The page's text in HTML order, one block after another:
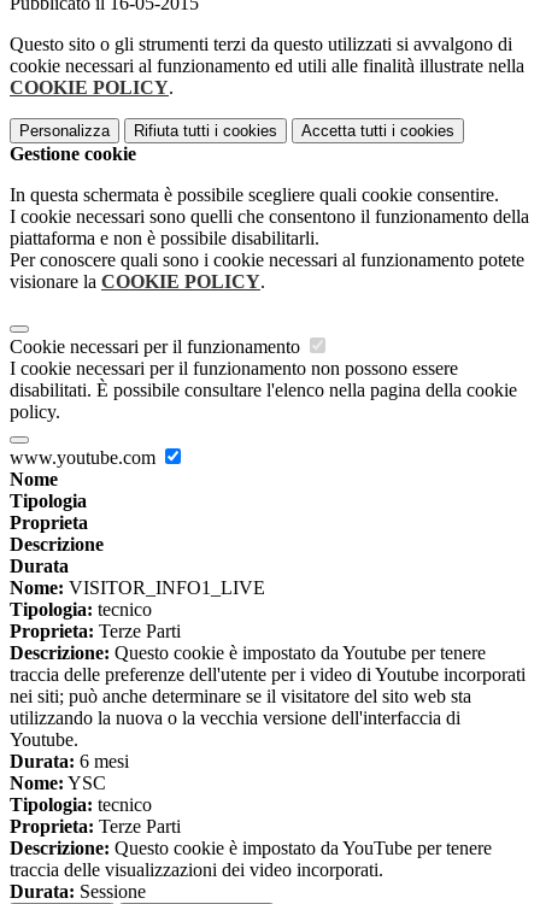
Questo sito o gli strumenti terzi da questo utilizzati si avvalgono di
cookie necessari al funzionamento ed utili alle finalità illustrate nella
COOKIE POLICY.
Personalizza Rifiuta tutti i cookies Accetta tutti i cookies
Gestione cookie
In questa schermata è possibile scegliere quali cookie consentire.
I cookie necessari sono quelli che consentono il funzionamento della
piattaforma e non è possibile disabilitarli.
Per conoscere quali sono i cookie necessari al funzionamento potete
visionare la COOKIE POLICY.
Cookie necessari per il funzionamento
I cookie necessari per il funzionamento non possono essere
disabilitati. È possibile consultare l'elenco nella pagina della cookie
policy.
www.youtube.com
Nome
Tipologia
Proprieta
Descrizione
Durata
Nome: VISITOR_INFO1_LIVE
Tipologia: tecnico
Proprieta: Terze Parti
Descrizione: Questo cookie è impostato da Youtube per tenere
traccia delle preferenze dell'utente per i video di Youtube incorporati
nei siti; può anche determinare se il visitatore del sito web sta
utilizzando la nuova o la vecchia versione dell'interfaccia di
Youtube.
Durata: 6 mesi
Nome: YSC
Tipologia: tecnico
Proprieta: Terze Parti
Descrizione: Questo cookie è impostato da YouTube per tenere
traccia delle visualizzazioni dei video incorporati.
Durata: Sessione